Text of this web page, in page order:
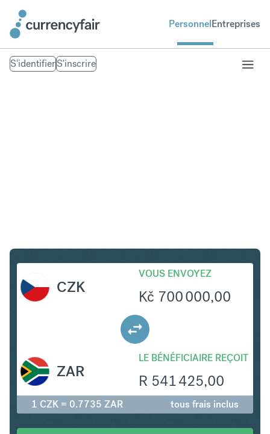
PersonnelEntreprises
S'identifierS'inscrire
CZK
VOUS ENVOYEZ
Kč 700 000,00
LE BÉNÉFICIAIRE REÇOIT
R 541 425,00
ZAR
1 CZK = 0.7735 ZAR tous frais inclus